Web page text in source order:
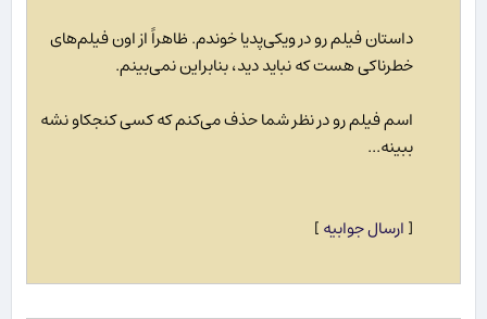
داستان فیلم رو در ویکی‌پدیا خوندم. ظاهراً از اون فیلم‌های
خطرناکی هست که نباید دید، بنابراین نمی‌بینم.
اسم فیلم رو در نظر شما حذف می‌کنم که کسی کنجکاو نشه
ببینه...
[ارسال جوابیه]